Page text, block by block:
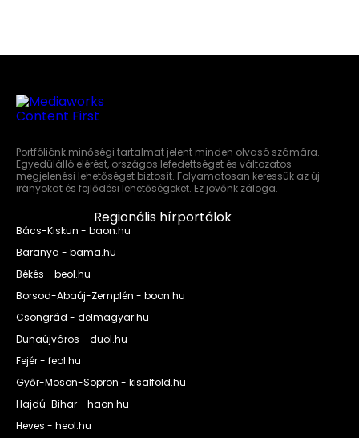
Portfóliónk minőségi tartalmat jelent minden olvasó számára.
Egyedülálló elérést, országos lefedettséget és változatos
megjelenési lehetőséget biztosít. Folyamatosan keressük az új
irányokat és fejlődési lehetőségeket. Ez jövőnk záloga.
Regionális hírportálok
Bács-Kiskun - baon.hu
Baranya - bama.hu
Békés - beol.hu
Borsod-Abaúj-Zemplén - boon.hu
Csongrád - delmagyar.hu
Dunaújváros - duol.hu
Fejér - feol.hu
Győr-Moson-Sopron - kisalfold.hu
Hajdú-Bihar - haon.hu
Heves - heol.hu